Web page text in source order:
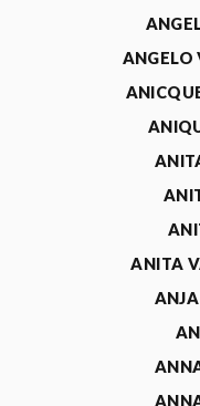
ANGELO
ANITA